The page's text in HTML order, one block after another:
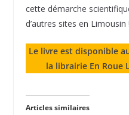
cette démarche
d’autres sites en Limousin !
Le livre est disponible
la librairie En Roue
Articles similaires